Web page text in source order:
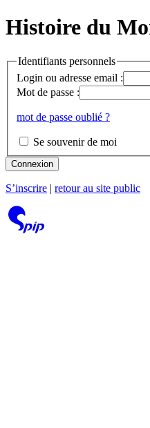
Histoire du
Identifiants personnels
Login ou adresse email :
Mot de passe :
mot de passe oublié ?
Se souvenir de moi
Connexion
S’inscrire retour au site public